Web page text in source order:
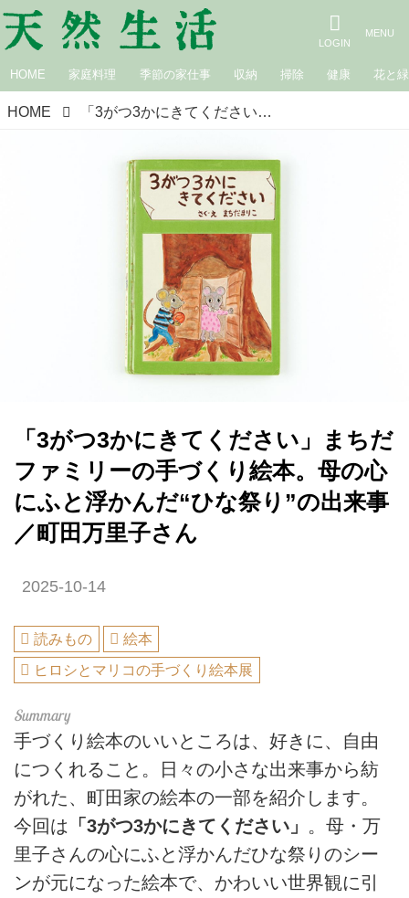
HOME 家庭料理 季節の家仕事 収納 掃除 健康 花と緑
HOME 「3がつ3かにきてください」まちだファミリーの手づくり絵本。母の心にふと浮かんだ“ひな祭り”の出来事／町田万里子さん
「3がつ3かにきてください」まちだ
ファミリーの手づくり絵本。母の心
にふと浮かんだ“ひな祭り”の出来事
／町田万里子さん
2025-10-14
読みもの
絵本
ヒロシとマリコの手づくり絵本展
手づくり絵本のいいところは、好きに、自由
につくれること。日々の小さな出来事から紡
がれた、町田家の絵本の一部を紹介します。
今回は 「3がつ3かにきてください」 。母・万
里子さんの心にふと浮かんだひな祭りのシー
ンが元になった絵本で、かわいい世界観に引